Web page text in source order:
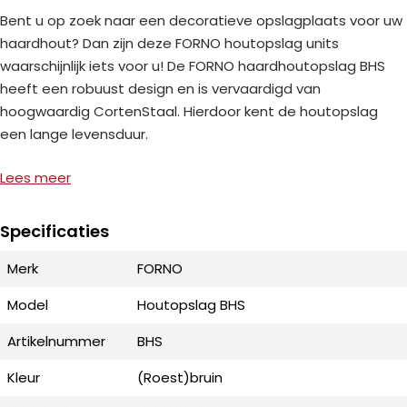
Bent u op zoek naar een decoratieve opslagplaats voor uw
haardhout? Dan zijn deze FORNO houtopslag units
waarschijnlijk iets voor u! De FORNO haardhoutopslag BHS
heeft een robuust design en is vervaardigd van
hoogwaardig CortenStaal. Hierdoor kent de houtopslag
een lange levensduur.
De BHS houtopslag units van FORNO zijn verkrijgbaar in twee
is er voor iedere tuin wat wils! Bovendien is het een zeer
Hoogwaardig CortenStalen Houtopslag
koperhoudende staalsoort Corten. CortenStaal staat ook
Lees meer
Specificaties
Merk
FORNO
Model
Houtopslag BHS
Artikelnummer
BHS
Kleur
(Roest)bruin